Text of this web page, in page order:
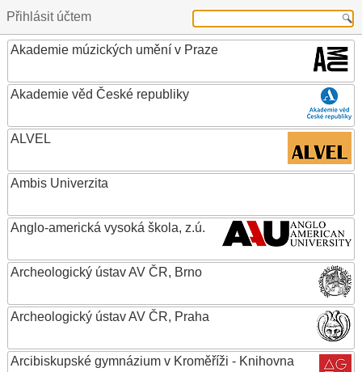
Přihlásit účtem
Akademie múzických umění v Praze
Akademie věd České republiky
ALVEL
Ambis Univerzita
Anglo-americká vysoká škola, z.ú.
Archeologický ústav AV ČR, Brno
Archeologický ústav AV ČR, Praha
Arcibiskupské gymnázium v Kroměříži - Knihovna